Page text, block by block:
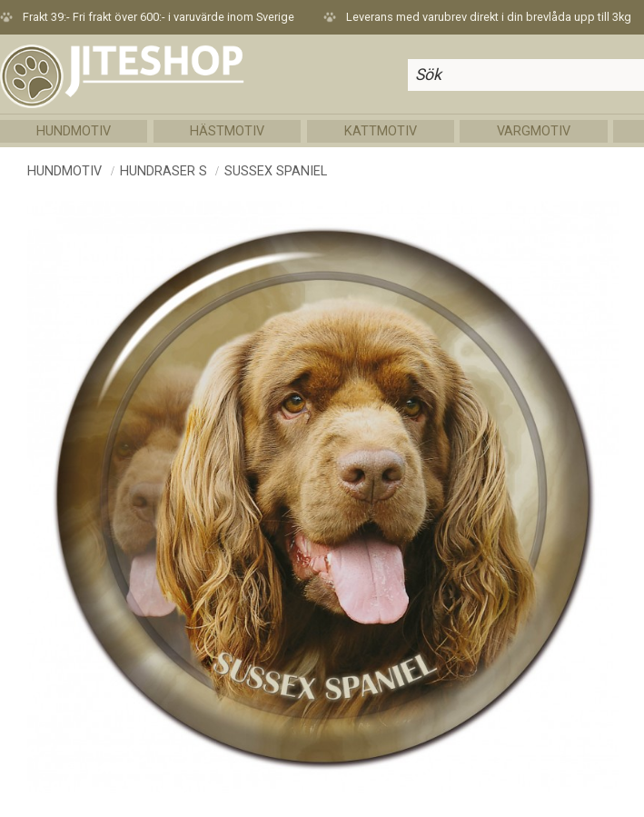
Frakt 39:- Fri frakt över 600:- i varuvärde inom Sverige Leverans med varubrev direkt i din brevlåda upp till 3kg
HUNDMOTIV HÄSTMOTIV KATTMOTIV VARGMOTIV
HUNDMOTIV HUNDRASER S SUSSEX SPANIEL